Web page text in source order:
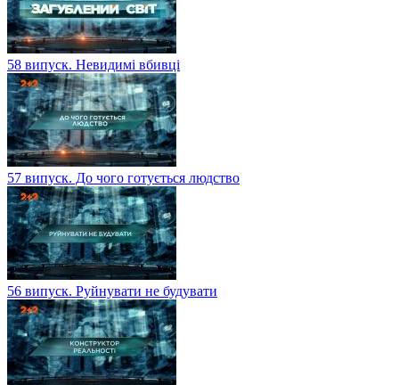
58 випуск. Невидимі вбивці
57 випуск. До чого готується людство
56 випуск. Руйнувати не будувати